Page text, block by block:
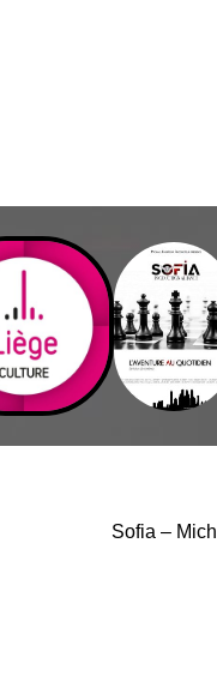
Sofia –